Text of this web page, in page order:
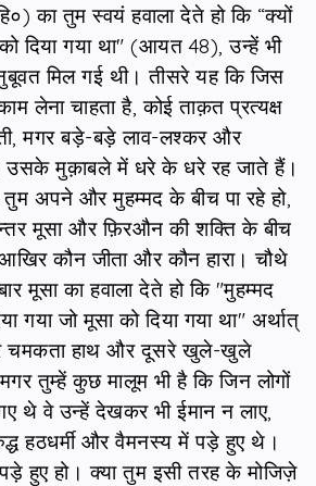
का तुम स्वयं हवाला देते हो कि “क्यों
दिया गया था" (आयत 48), उन्हें भी
मिल गई थी। तीसरे यह कि जिस
लेना चाहता है, कोई ताक़त प्रत्यक्ष
मगर बड़े-बड़े लाव-लश्कर और
उसके मुक़ाबले में धरे के धरे रह जाते हैं।
अपने और मुहम्मद के बीच पा रहे हो,
मूसा और फ़िरऔन की शक्ति के बीच
कौन जीता और कौन हारा। चौथे
मूसा का हवाला देते हो कि "मुहम्मद
गया जो मूसा को दिया गया था" अर्थात्
चमकता हाथ और दूसरे खुले-खुले
तुम्हें कुछ मालूम भी है कि जिन लोगों
थे वे उन्हें देखकर भी ईमान न लाए,
हठधर्मी और वैमनस्य में पड़े हुए थे।
हुए हो। क्या तुम इसी तरह के मोजिज़े